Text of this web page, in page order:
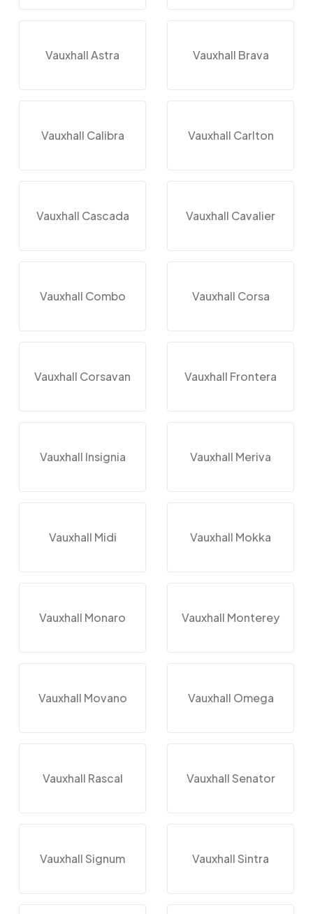
Vauxhall Astra Vauxhall Brava
Vauxhall Calibra Vauxhall Carlton
Vauxhall Cascada Vauxhall Cavalier
Vauxhall Combo Vauxhall Corsa
Vauxhall Corsavan Vauxhall Frontera
Vauxhall Insignia Vauxhall Meriva
Vauxhall Midi Vauxhall Mokka
Vauxhall Monaro Vauxhall Monterey
Vauxhall Movano Vauxhall Omega
Vauxhall Rascal Vauxhall Senator
Vauxhall Signum Vauxhall Sintra